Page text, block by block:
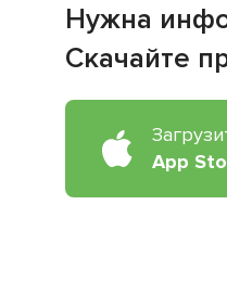
Нужна
Скачайте
App